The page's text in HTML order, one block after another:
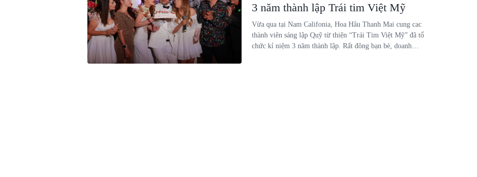
3 năm thành lập Trái tim Việt Mỹ
Vừa qua tại Nam Califonia, Hoa Hâu Thanh Mai cung cac
thành viên sáng lập Quỹ từ thiện “Trái Tim Việt Mỹ” đã tổ
chức kỉ niệm 3 năm thành lập. Rất đông bạn bè, doanh